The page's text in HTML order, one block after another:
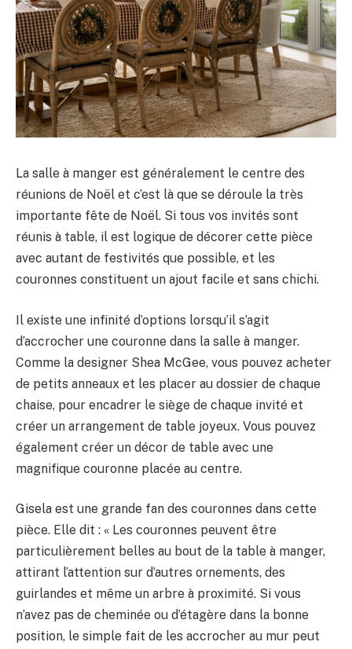
La salle à manger est généralement le centre des
réunions de Noël et c’est là que se déroule la très
importante fête de Noël. Si tous vos invités sont
réunis à table, il est logique de décorer cette pièce
avec autant de festivités que possible, et les
couronnes constituent un ajout facile et sans chichi.
Il existe une infinité d’options lorsqu’il s’agit
d’accrocher une couronne dans la salle à manger.
Comme la designer Shea McGee, vous pouvez acheter
de petits anneaux et les placer au dossier de chaque
chaise, pour encadrer le siège de chaque invité et
créer un arrangement de table joyeux. Vous pouvez
également créer un décor de table avec une
magnifique couronne placée au centre.
Gisela est une grande fan des couronnes dans cette
pièce. Elle dit : « Les couronnes peuvent être
particulièrement belles au bout de la table à manger,
attirant l’attention sur d’autres ornements, des
guirlandes et même un arbre à proximité. Si vous
n’avez pas de cheminée ou d’étagère dans la bonne
position, le simple fait de les accrocher au mur peut